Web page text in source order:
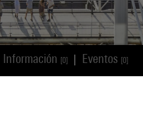
Información [0] Eventos [0]